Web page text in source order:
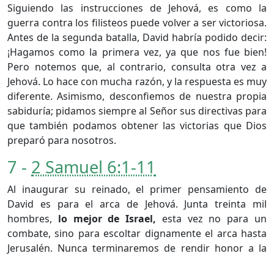
Siguiendo las instrucciones de Jehová, es como la
guerra contra los filisteos puede volver a ser victoriosa.
Antes de la segunda batalla, David habría podido decir:
¡Hagamos como la primera vez, ya que nos fue bien!
Pero notemos que, al contrario, consulta otra vez a
Jehová. Lo hace con mucha razón, y la respuesta es muy
diferente. Asimismo, desconfiemos de nuestra propia
sabiduría; pidamos siempre al Señor sus directivas para
que también podamos obtener las victorias que Dios
preparó para nosotros.
7 - 2 Samuel 6:1-11
Al inaugurar su reinado, el primer pensamiento de
David es para el arca de Jehová. Junta treinta mil
hombres, lo mejor de Israel, esta vez no para un
combate, sino para escoltar dignamente el arca hasta
Jerusalén. Nunca terminaremos de rendir honor a la